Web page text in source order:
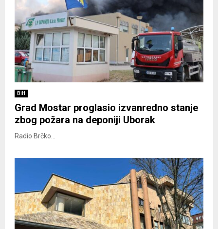
BiH
Grad Mostar proglasio izvanredno stanje
zbog požara na deponiji Uborak
Radio Brčko...